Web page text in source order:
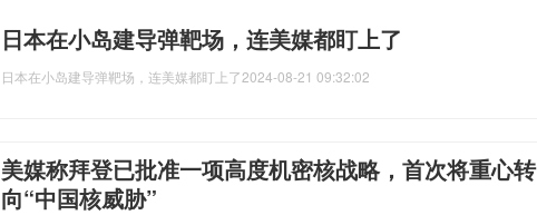
日本在小岛建导弹靶场，连美媒都盯上了
日本在小岛建导弹靶场，连美媒都盯上了2024-08-21 09:32:02
美媒称拜登已批准一项高度机密核战略，首次将重心转
向“中国核威胁”